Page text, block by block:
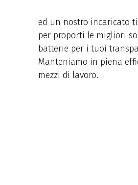
ed un nostro incaricato
per proporti le migliori
batterie per i tuoi
Manteniamo in piena
mezzi di lavoro.